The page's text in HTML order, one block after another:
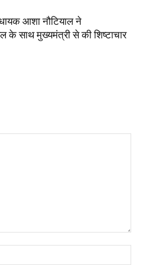
आशा नौटियाल ने
के साथ मुख्यमंत्री से की शिष्टाचार